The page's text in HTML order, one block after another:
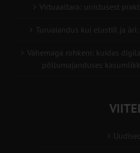
Virtuaaltara: unistusest
Turuaiandus kui elustiil ja
Vähemaga rohkem: kuidas
põllumajanduses